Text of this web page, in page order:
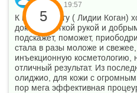
5
7 июля, 19:57
К косметологу ( Лидии Коган)
доктор с лёгкой рукой и
подскажет, поможет,
стала в разы моложе и
инъекционную косметологию,
отличный результат. Из
олиджио, для кожи с
пор мега эффективная